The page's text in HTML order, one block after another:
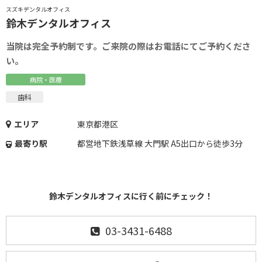
スズキデンタルオフィス
鈴木デンタルオフィス
当院は完全予約制です。ご来院の際はお電話にてご予約くださ
い。
病院・医療
歯科
エリア
東京都港区
最寄り駅
都営地下鉄浅草線 大門駅 A5出口から徒歩3分
鈴木デンタルオフィスに行く前にチェック！
03-3431-6488